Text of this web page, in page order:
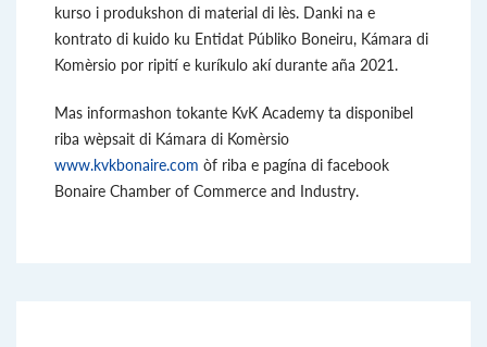
kurso i produkshon di material di lès. Danki na e
kontrato di kuido ku Entidat Públiko Boneiru, Kámara di
Komèrsio por ripití e kuríkulo akí durante aña 2021.
Mas informashon tokante KvK Academy ta disponibel
riba wèpsait di Kámara di Komèrsio
www.kvkbonaire.com òf riba e pagína di facebook
Bonaire Chamber of Commerce and Industry.